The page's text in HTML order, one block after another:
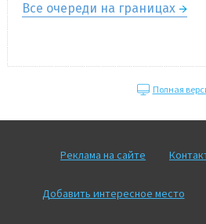
Все очереди на границах
Полная
Реклама на сайте
Добавить интересное место